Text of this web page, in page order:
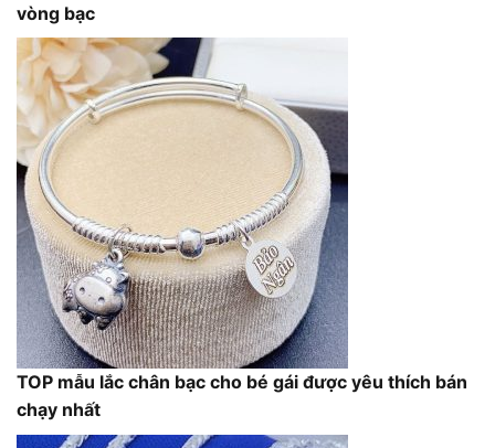
vòng bạc
TOP mẫu lắc chân bạc cho bé gái được yêu thích bán
chạy nhất